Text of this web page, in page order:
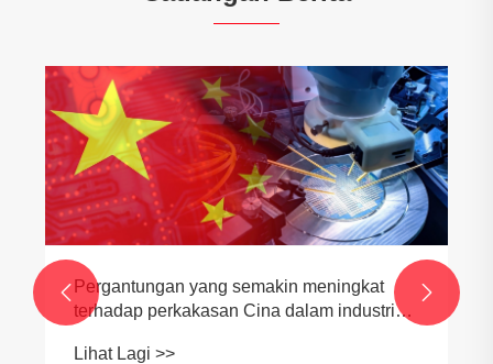
Pergantungan yang semakin meningkat
terhadap perkakasan Cina dalam industri
Lihat Lagi >>
 